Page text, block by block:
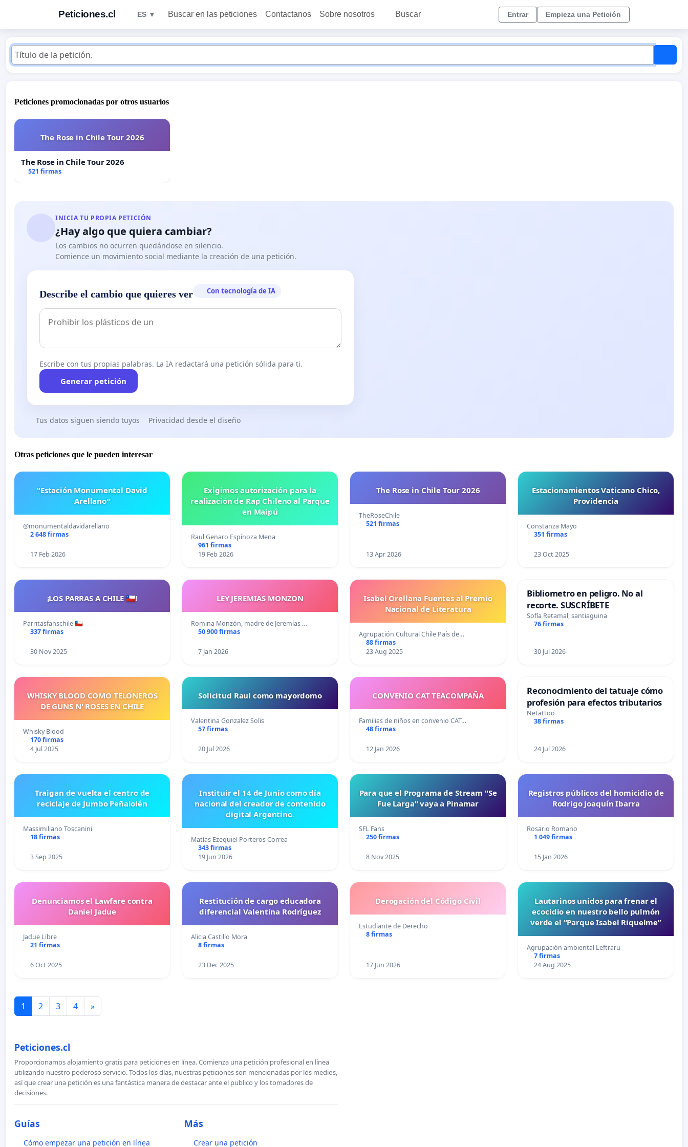
Peticiones.cl ES ▼ Buscar en las peticiones Contactanos Sobre nosotros Buscar Entrar Empieza una Petición
Peticiones promocionadas por otros usuarios
The Rose in Chile Tour 2026
The Rose in Chile Tour 2026
521 firmas
INICIA TU PROPIA PETICIÓN
¿Hay algo que quiera cambiar?
Los cambios no ocurren quedándose en silencio.
Comience un movimiento social mediante la creación de una petición.
Describe el cambio que quieres ver Con tecnología de IA
Escribe con tus propias palabras. La IA redactará una petición sólida para ti.
Generar petición
Tus datos siguen siendo tuyos Privacidad desde el diseño
Otras peticiones que le pueden interesar
"Estación Monumental David
Arellano"
@monumentaldavidarellano
2 648 firmas
17 Feb 2026
Exigimos autorización para la
realización de Rap Chileno al Parque
en Maipú
Raul Genaro Espinoza Mena
961 firmas
19 Feb 2026
The Rose in Chile Tour 2026
TheRoseChile
521 firmas
13 Apr 2026
Estacionamientos Vaticano Chico,
Providencia
Constanza Mayo
351 firmas
23 Oct 2025
¡LOS PARRAS A CHILE 🇨🇱!
Parritasfanschile 🇨🇱
337 firmas
30 Nov 2025
LEY JEREMIAS MONZON
Romina Monzón, madre de Jeremías …
50 900 firmas
7 Jan 2026
Isabel Orellana Fuentes al Premio
Nacional de Literatura
Agrupación Cultural Chile País de…
88 firmas
23 Aug 2025
Bibliometro en peligro. No al
recorte. SUSCRÍBETE
Sofía Retamal, santiaguina
76 firmas
30 Jul 2026
WHISKY BLOOD COMO TELONEROS
DE GUNS N' ROSES EN CHILE
Whisky Blood
170 firmas
4 Jul 2025
Solicitud Raul como mayordomo
Valentina Gonzalez Solis
57 firmas
20 Jul 2026
CONVENIO CAT TEACOMPAÑA
Familias de niños en convenio CAT…
48 firmas
12 Jan 2026
Reconocimiento del tatuaje cómo
profesión para efectos tributarios
Netattoo
38 firmas
24 Jul 2026
Traigan de vuelta el centro de
reciclaje de Jumbo Peñalolén
Massimiliano Toscanini
18 firmas
3 Sep 2025
Instituir el 14 de Junio como día
nacional del creador de contenido
digital Argentino.
Matías Ezequiel Porteros Correa
343 firmas
19 Jun 2026
Para que el Programa de Stream "Se
Fue Larga" vaya a Pinamar
SFL Fans
250 firmas
8 Nov 2025
Registros públicos del homicidio de
Rodrigo Joaquín Ibarra
Rosario Romano
1 049 firmas
15 Jan 2026
Denunciamos el Lawfare contra
Daniel Jadue
Jadue Libre
21 firmas
6 Oct 2025
Restitución de cargo educadora
diferencial Valentina Rodríguez
Alicia Castillo Mora
8 firmas
23 Dec 2025
Derogación del Código Civil
Estudiante de Derecho
8 firmas
17 Jun 2026
Lautarinos unidos para frenar el
ecocidio en nuestro bello pulmón
verde el “Parque Isabel Riquelme”
Agrupación ambiental Leftraru
7 firmas
24 Aug 2025
1 2 3 4 »
Peticiones.cl
Proporcionamos alojamiento gratis para peticiones en línea. Comienza una petición profesional en línea
utilizando nuestro poderoso servicio. Todos los días, nuestras peticiones son mencionadas por los medios,
así que crear una petición es una fantástica manera de destacar ante el publico y los tomadores de
decisiones.
Guías
Cómo empezar una petición en línea
Más
Crear una petición